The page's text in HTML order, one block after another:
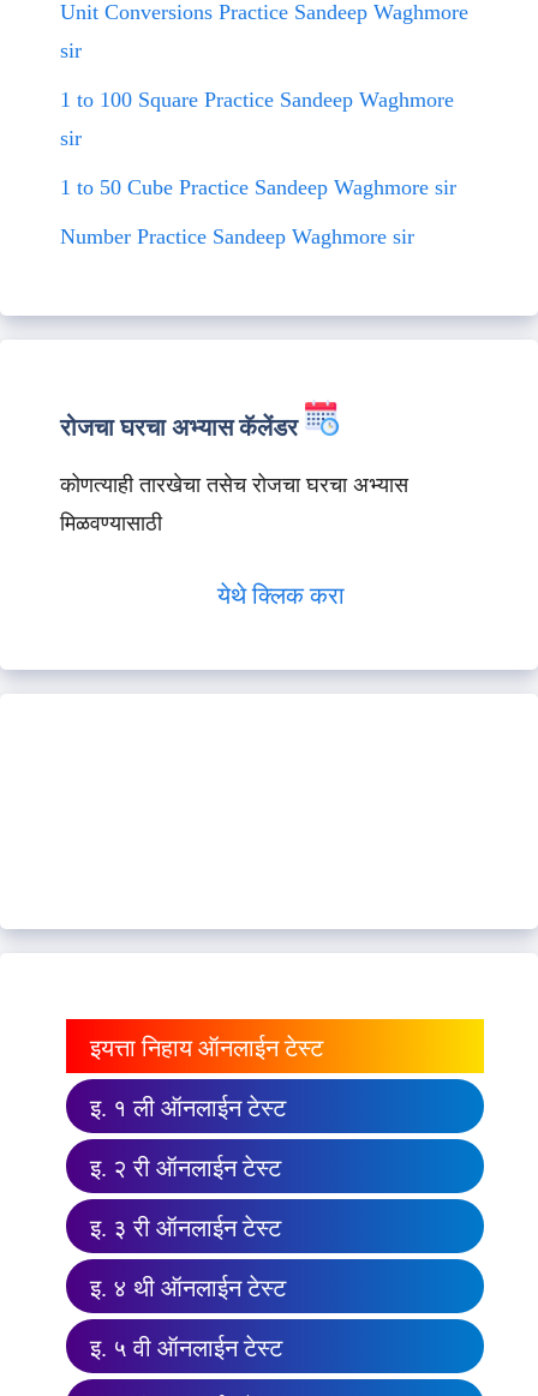
Unit Conversions Practice Sandeep Waghmore
sir
1 to 100 Square Practice Sandeep Waghmore
sir
1 to 50 Cube Practice Sandeep Waghmore sir
Number Practice Sandeep Waghmore sir
रोजचा घरचा अभ्यास कॅलेंडर
कोणत्याही तारखेचा तसेच रोजचा घरचा अभ्यास
मिळवण्यासाठी
येथे क्लिक करा
इयत्ता निहाय ऑनलाईन टेस्ट
इ. १ ली ऑनलाईन टेस्ट
इ. २ री ऑनलाईन टेस्ट
इ. ३ री ऑनलाईन टेस्ट
इ. ४ थी ऑनलाईन टेस्ट
इ. ५ वी ऑनलाईन टेस्ट